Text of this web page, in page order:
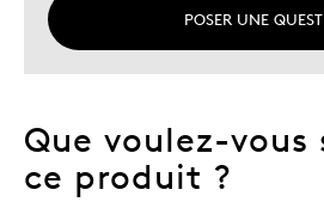
POSER UNE
Que voulez-vous
ce produit ?